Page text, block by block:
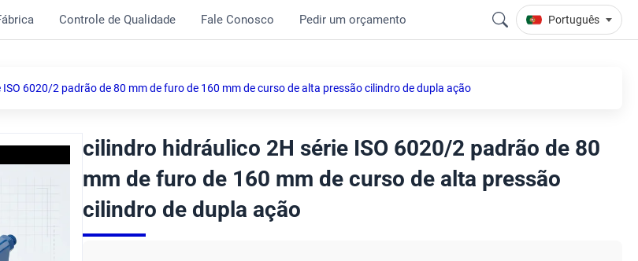
Controle de Qualidade Fale Conosco Pedir um orçamento Português
6020/2 padrão de 80 mm de furo de 160 mm de curso de alta pressão cilindro de dupla ação
cilindro hidráulico 2H série ISO 6020/2 padrão de 80
mm de furo de 160 mm de curso de alta pressão
cilindro de dupla ação